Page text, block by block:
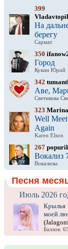
399
На
берегу
Сармат
350
Город
Кукин Юрий
342
Аве,
Светикова
323
Well Meet
Again
Karen Elson
267
Вокализ
Вокализы
Песня
Июль 2026
Крылья
моей
Баллов: